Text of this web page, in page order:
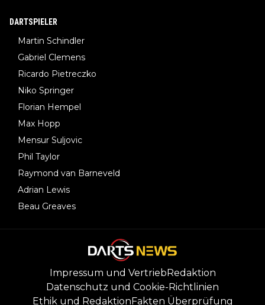
DARTSPIELER
Martin Schindler
Gabriel Clemens
Ricardo Pietreczko
Niko Springer
Florian Hempel
Max Hopp
Mensur Suljovic
Phil Taylor
Raymond van Barneveld
Adrian Lewis
Beau Greaves
Impressum und VertriebRedaktion
Datenschutz und Cookie-Richtlinien
Ethik und RedaktionFakten Überprüfung